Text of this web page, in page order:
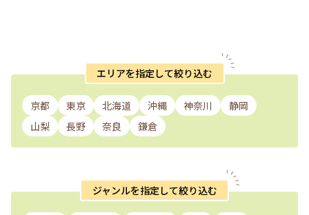
エリアを指定して絞り込む
京都 東京 北海道 沖縄 神奈川
静岡
山梨
長野 奈良 鎌倉
ジャンルを指定して絞り込む